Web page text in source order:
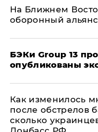
На Ближнем
оборонный
​БЭКи Group 13
опубликованы
Как изменилось
после обстрелов
сколько